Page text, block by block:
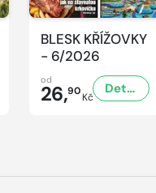
BLESK KŘÍŽOVKY
- 6/2026
od
26,90Kč
Detail